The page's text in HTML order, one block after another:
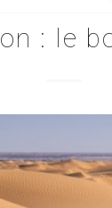
: le